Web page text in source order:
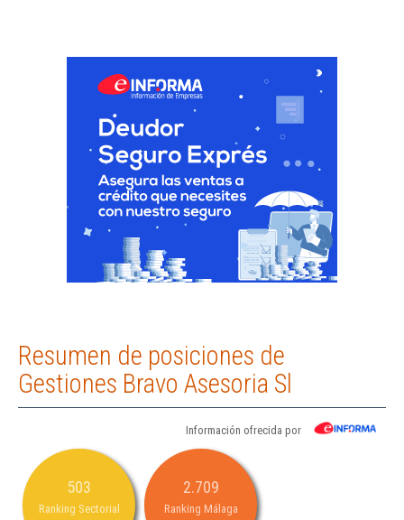
Resumen de posiciones de
Gestiones Bravo Asesoria Sl
Información ofrecida por
503
Ranking Sectorial
2.709
Ranking Málaga